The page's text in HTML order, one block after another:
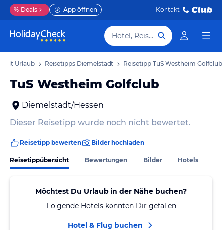
% Deals App öffnen Kontakt
Hotel, Reiseziel
Urlaub Reisetipps Diemelstadt Reisetipp TuS Westheim Golfclub
TuS Westheim Golfclub
Diemelstadt/Hessen
Dieser Reisetipp wurde noch nicht bewertet.
Reisetipp bewerten Bilder hochladen
Reisetippübersicht Bewertungen Bilder Hotels
Möchtest Du Urlaub in der Nähe buchen?
Folgende Hotels könnten Dir gefallen
Hotel & Flug buchen